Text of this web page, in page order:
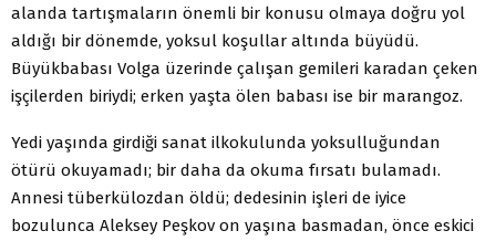
alanda tartışmaların önemli bir konusu olmaya doğru yol
aldığı bir dönemde, yoksul koşullar altında büyüdü.
Büyükbabası Volga üzerinde çalışan gemileri karadan çeken
işçilerden biriydi; erken yaşta ölen babası ise bir marangoz.
Yedi yaşında girdiği sanat ilkokulunda yoksulluğundan
ötürü okuyamadı; bir daha da okuma fırsatı bulamadı.
Annesi tüberkülozdan öldü; dedesinin işleri de iyice
bozulunca Aleksey Peşkov on yaşına basmadan, önce eskici